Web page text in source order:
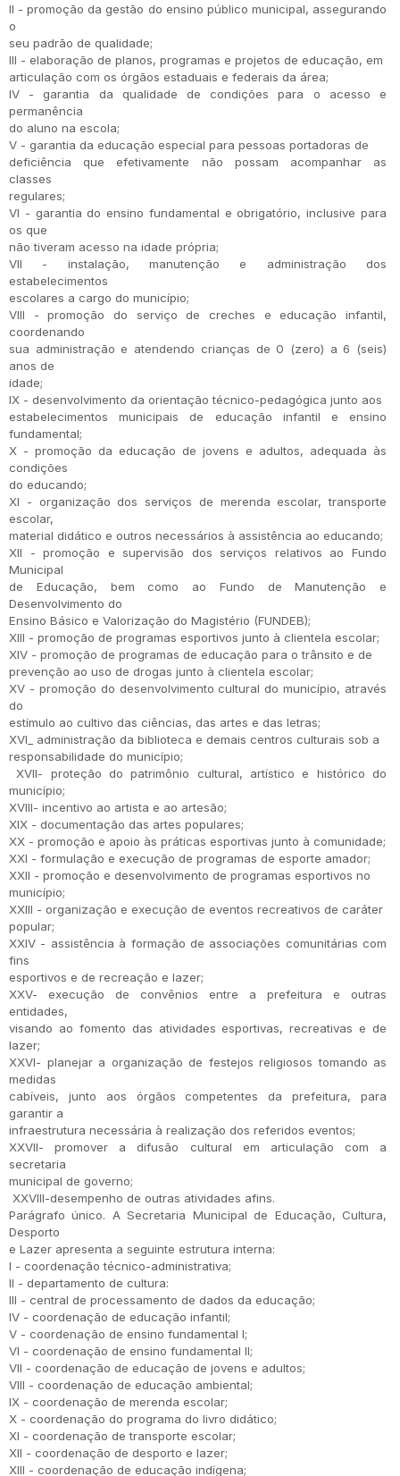
II - promoção da gestão do ensino público municipal, assegurando
o
seu padrão de qualidade;
III - elaboração de planos, programas e projetos de educação, em
articulação com os órgãos estaduais e federais da área;
IV - garantia da qualidade de condições para o acesso e
permanência
do aluno na escola;
V - garantia da educação especial para pessoas portadoras de
deficiência que efetivamente não possam acompanhar as
classes
regulares;
VI - garantia do ensino fundamental e obrigatório, inclusive para
os que
não tiveram acesso na idade própria;
VII - instalação, manutenção e administração dos
estabelecimentos
escolares a cargo do município;
VIII - promoção do serviço de creches e educação infantil,
coordenando
sua administração e atendendo crianças de 0 (zero) a 6 (seis)
anos de
idade;
IX - desenvolvimento da orientação técnico-pedagógica junto aos
estabelecimentos municipais de educação infantil e ensino
fundamental;
X - promoção da educação de jovens e adultos, adequada às
condições
do educando;
XI - organização dos serviços de merenda escolar, transporte
escolar,
material didático e outros necessários à assistência ao educando;
XII - promoção e supervisão dos serviços relativos ao Fundo
Municipal
de Educação, bem como ao Fundo de Manutenção e
Desenvolvimento do
Ensino Básico e Valorização do Magistério (FUNDEB);
XIII - promoção de programas esportivos junto à clientela escolar;
XIV - promoção de programas de educação para o trânsito e de
prevenção ao uso de drogas junto à clientela escolar;
XV - promoção do desenvolvimento cultural do município, através
do
estímulo ao cultivo das ciências, das artes e das letras;
XVI_ administração da biblioteca e demais centros culturais sob a
responsabilidade do município;
XVII- proteção do patrimônio cultural, artístico e histórico do
município;
XVIII- incentivo ao artista e ao artesão;
XIX - documentação das artes populares;
XX - promoção e apoio às práticas esportivas junto à comunidade;
XXI - formulação e execução de programas de esporte amador;
XXII - promoção e desenvolvimento de programas esportivos no
município;
XXIII - organização e execução de eventos recreativos de caráter
popular;
XXIV - assistência à formação de associações comunitárias com
fins
esportivos e de recreação e lazer;
XXV- execução de convênios entre a prefeitura e outras
entidades,
visando ao fomento das atividades esportivas, recreativas e de
lazer;
XXVI- planejar a organização de festejos religiosos tomando as
medidas
cabíveis, junto aos órgãos competentes da prefeitura, para
garantir a
infraestrutura necessária à realização dos referidos eventos;
XXVII- promover a difusão cultural em articulação com a
secretaria
municipal de governo;
XXVIII-desempenho de outras atividades afins.
Parágrafo único. A Secretaria Municipal de Educação, Cultura,
Desporto
e Lazer apresenta a seguinte estrutura interna:
I - coordenação técnico-administrativa;
II - departamento de cultura:
III - central de processamento de dados da educação;
IV - coordenação de educação infantil;
V - coordenação de ensino fundamental I;
VI - coordenação de ensino fundamental II;
VII - coordenação de educação de jovens e adultos;
VIII - coordenação de educação ambiental;
IX - coordenação de merenda escolar;
X - coordenação do programa do livro didático;
XI - coordenação de transporte escolar;
XII - coordenação de desporto e lazer;
XIII - coordenação de educação indígena;